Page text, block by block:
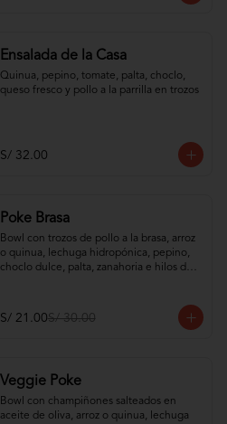
Ensalada de la Casa
Quinua, pepino, tomate, palta, choclo,
queso fresco y pollo a la parrilla en trozos
S/ 32.00
Poke Brasa
Bowl con trozos de pollo a la brasa, arroz
o quinua, lechuga hidropónica, pepino,
choclo dulce, palta, zanahoria e hilos de
S/ 21.00S/ 30.00
Veggie Poke
Bowl con champiñones salteados en
aceite de oliva, arroz o quinua, lechuga